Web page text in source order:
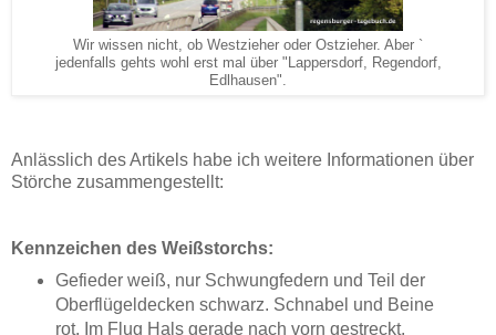
Wir wissen nicht, ob Westzieher oder Ostzieher. Aber `
jedenfalls gehts wohl erst mal über "Lappersdorf, Regendorf,
Edlhausen".
Anlässlich des Artikels habe ich weitere Informationen über
Störche zusammengestellt:
Kennzeichen des Weißstorchs:
Gefieder weiß, nur Schwungfedern und Teil der
Oberflügeldecken schwarz. Schnabel und Beine
rot. Im Flug Hals gerade nach vorn gestreckt.